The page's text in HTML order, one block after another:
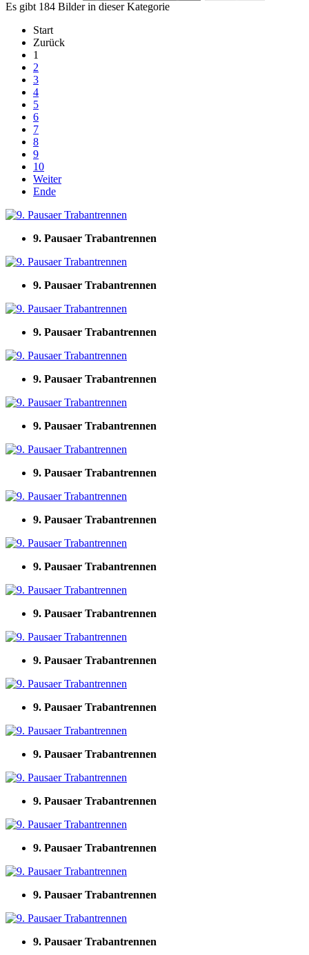
Es gibt 184 Bilder in dieser Kategorie
Start
Zurück
1
2
3
4
5
6
7
8
9
10
Weiter
Ende
9. Pausaer Trabantrennen
9. Pausaer Trabantrennen
9. Pausaer Trabantrennen
9. Pausaer Trabantrennen
9. Pausaer Trabantrennen
9. Pausaer Trabantrennen
9. Pausaer Trabantrennen
9. Pausaer Trabantrennen
9. Pausaer Trabantrennen
9. Pausaer Trabantrennen
9. Pausaer Trabantrennen
9. Pausaer Trabantrennen
9. Pausaer Trabantrennen
9. Pausaer Trabantrennen
9. Pausaer Trabantrennen
9. Pausaer Trabantrennen